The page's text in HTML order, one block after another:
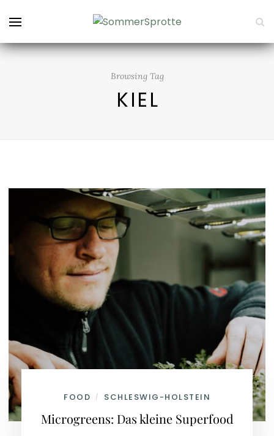
Browsing Tag
KIEL
FOOD / SCHLESWIG-HOLSTEIN
Microgreens: Das kleine Superfood